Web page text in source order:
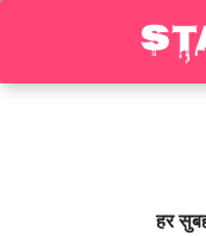
हर